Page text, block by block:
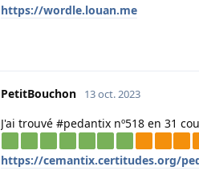
https://wordle.louan.me
PetitBouchon 13 oct. 2023
J'ai trouvé #pedantix nº518 en 31
https://cemantix.certitudes.org/